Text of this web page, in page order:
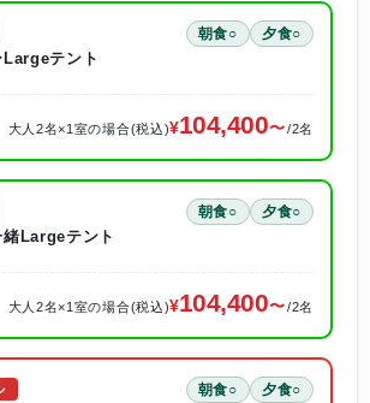
朝食○ 夕食○
テント
大人2名×1室の場合(税込) 104,400 /2名
朝食○ 夕食○
Largeテント
大人2名×1室の場合(税込) 104,400 /2名
朝食○ 夕食○